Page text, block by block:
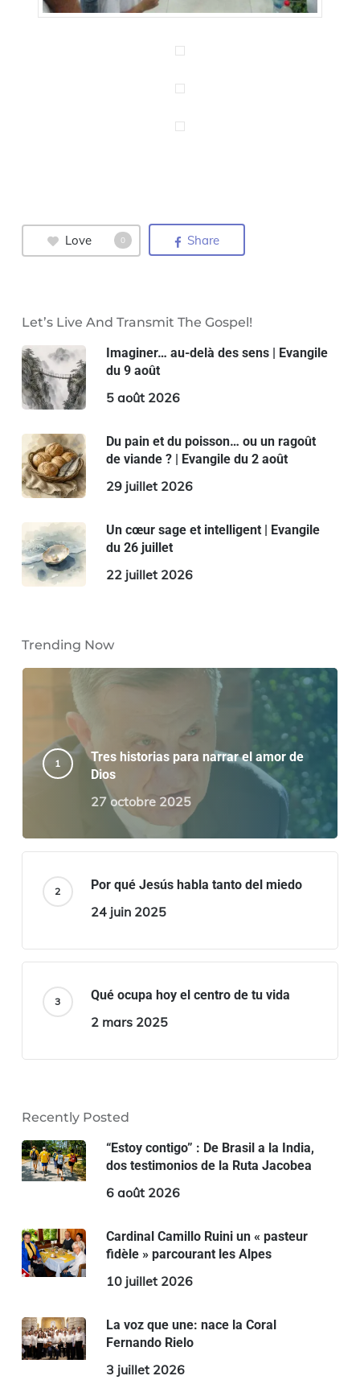
Love 0 Share
Let’s Live And Transmit The Gospel!
Imaginer… au-delà des sens | Evangile
du 9 août
5 août 2026
Du pain et du poisson… ou un ragoût
de viande ? | Evangile du 2 août
29 juillet 2026
Un cœur sage et intelligent | Evangile
du 26 juillet
22 juillet 2026
Trending Now
Tres historias para narrar el amor de
Dios
27 octobre 2025
Por qué Jesús habla tanto del miedo
24 juin 2025
Qué ocupa hoy el centro de tu vida
2 mars 2025
Recently Posted
“Estoy contigo” : De Brasil a la India,
dos testimonios de la Ruta Jacobea
6 août 2026
Cardinal Camillo Ruini un « pasteur
fidèle » parcourant les Alpes
10 juillet 2026
La voz que une: nace la Coral
Fernando Rielo
3 juillet 2026